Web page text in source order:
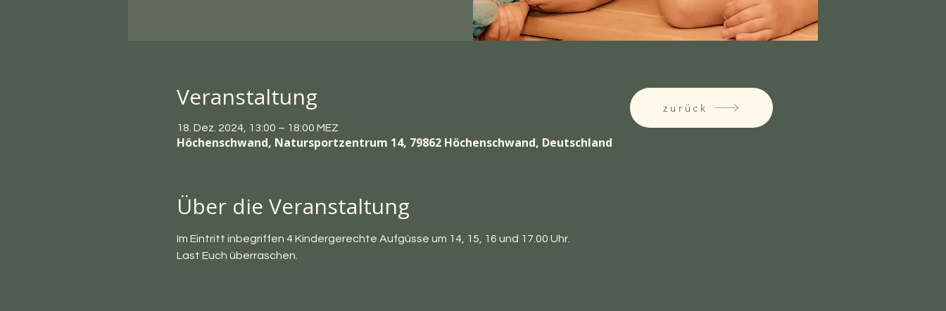
Veranstaltung
18. Dez. 2024, 13:00 – 18:00 MEZ
Höchenschwand, Natursportzentrum 14, 79862 Höchenschwand, Deutschland
Über die Veranstaltung
Im Eintritt inbegriffen 4 Kindergerechte Aufgüsse um 14, 15, 16 und 17.00 Uhr.
Last Euch überraschen.
zurück